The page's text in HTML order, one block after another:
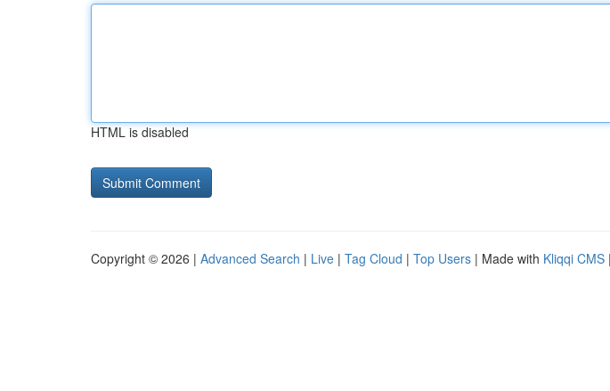
HTML is disabled
Copyright © 2026 | Advanced Search | Live | Tag Cloud | Top Users | Made with Kliqqi CMS |